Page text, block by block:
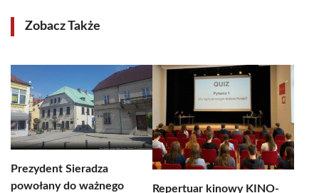
Zobacz Także
Prezydent Sieradza
powołany do ważnego
Repertuar kinowy KINO-